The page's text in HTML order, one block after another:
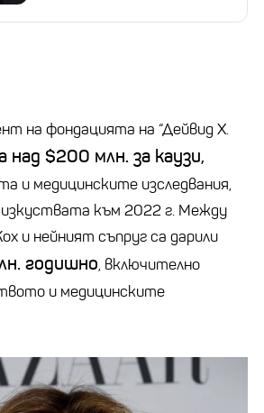
на фондацията на “Дейвид Х.
над $200 млн. за каузи,
и медицинските изследвания,
изкуствата към 2022 г. Между
и нейният съпруг са дарили
годишно, включително
и медицинските